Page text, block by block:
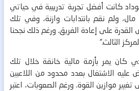
كانت أفضل تجربة تدريبية في حياتي
مال، ولم نقم بانتدابات وازنة، وفي تلك
على إعادة الفريق. ورغم ذلك نجحنا
الثالث.”
كان يمر بأزمة مالية خانقة خلال تلك
عليه الاشتغال بعدد محدود من اللاعبين
موازين القوة. ورغم الصعوبات، اعتبر